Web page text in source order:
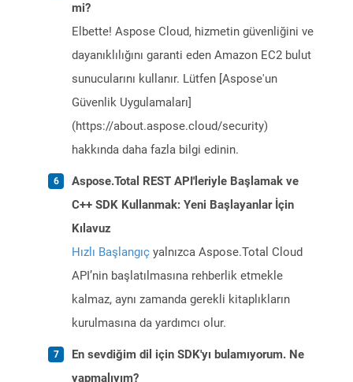
mi?
Elbette! Aspose Cloud, hizmetin güvenliğini ve
dayanıklılığını garanti eden Amazon EC2 bulut
sunucularını kullanır. Lütfen [Aspose'un
Güvenlik Uygulamaları]
(https://about.aspose.cloud/security)
hakkında daha fazla bilgi edinin.
Aspose.Total REST API'leriyle Başlamak ve
C++ SDK Kullanmak: Yeni Başlayanlar İçin
Kılavuz
Hızlı Başlangıç yalnızca Aspose.Total Cloud
API’nin başlatılmasına rehberlik etmekle
kalmaz, aynı zamanda gerekli kitaplıkların
kurulmasına da yardımcı olur.
En sevdiğim dil için SDK'yı bulamıyorum. Ne
yapmalıyım?